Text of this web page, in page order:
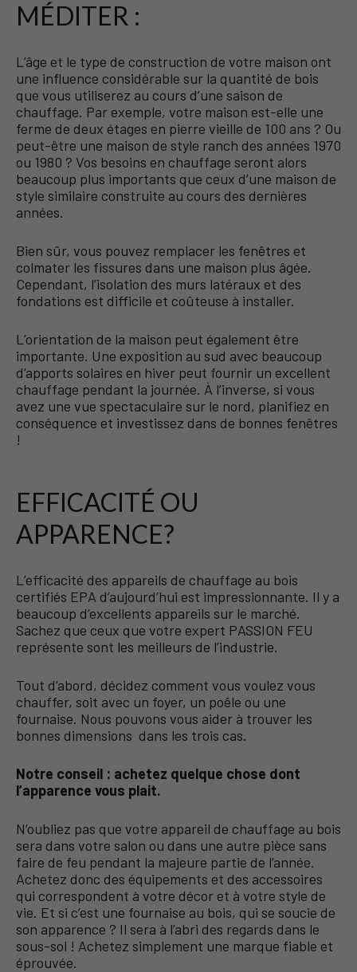
MÉDITER :
L’âge et le type de construction de votre maison ont
une influence considérable sur la quantité de bois
que vous utiliserez au cours d’une saison de
chauffage. Par exemple, votre maison est-elle une
ferme de deux étages en pierre vieille de 100 ans ? Ou
peut-être une maison de style ranch des années 1970
ou 1980 ? Vos besoins en chauffage seront alors
beaucoup plus importants que ceux d’une maison de
style similaire construite au cours des dernières
années.
Bien sûr, vous pouvez remplacer les fenêtres et
colmater les fissures dans une maison plus âgée.
Cependant, l’isolation des murs latéraux et des
fondations est difficile et coûteuse à installer.
L’orientation de la maison peut également être
importante. Une exposition au sud avec beaucoup
d’apports solaires en hiver peut fournir un excellent
chauffage pendant la journée. À l’inverse, si vous
avez une vue spectaculaire sur le nord, planifiez en
conséquence et investissez dans de bonnes fenêtres
!
EFFICACITÉ OU
APPARENCE?
L’efficacité des appareils de chauffage au bois
certifiés EPA d’aujourd’hui est impressionnante. Il y a
beaucoup d’excellents appareils sur le marché.
Sachez que ceux que votre expert PASSION FEU
représente sont les meilleurs de l’industrie.
Tout d’abord, décidez comment vous voulez vous
chauffer, soit avec un foyer, un poêle ou une
fournaise. Nous pouvons vous aider à trouver les
bonnes dimensions dans les trois cas.
Notre conseil : achetez quelque chose dont
l’apparence vous plait.
N’oubliez pas que votre appareil de chauffage au bois
sera dans votre salon ou dans une autre pièce sans
faire de feu pendant la majeure partie de l’année.
Achetez donc des équipements et des accessoires
qui correspondent à votre décor et à votre style de
vie. Et si c’est une fournaise au bois, qui se soucie de
son apparence ? Il sera à l’abri des regards dans le
sous-sol ! Achetez simplement une marque fiable et
éprouvée.